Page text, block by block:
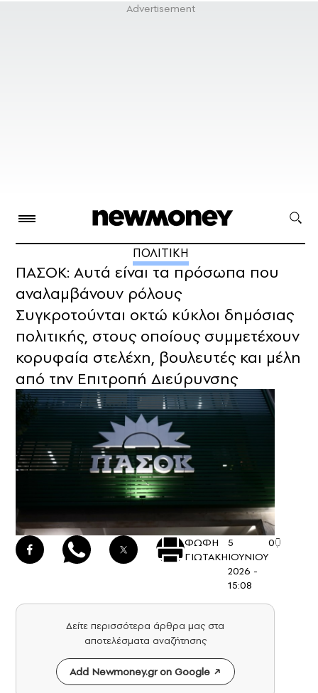
ΠΟΛΙΤΙΚΗ
ΠΑΣΟΚ: Αυτά είναι τα πρόσωπα που
αναλαμβάνουν ρόλους
Συγκροτούνται οκτώ κύκλοι δημόσιας
πολιτικής, στους οποίους συμμετέχουν
κορυφαία στελέχη, βουλευτές και μέλη
από την Επιτροπή Διεύρυνσης
ΦΩΦΗ
ΓΙΩΤΑΚΗ
5
ΙΟΥΝΙΟΥ
2026 -
15:08
0
Δείτε περισσότερα άρθρα μας στα
αποτελέσματα αναζήτησης
Add Newmoney.gr on Google